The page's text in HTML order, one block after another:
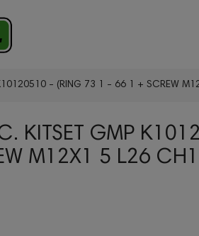
- (RING 73 1 - 66 1 + SCREW
KITSET GMP
M12X1 5 L26